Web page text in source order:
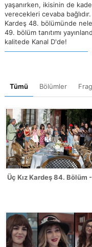
yaşanırken, ikisinin de
verecekleri cevaba
Kardeş 48. bölümünde
49. bölüm tanıtımı
kalitede Kanal D'de!
Tümü Bölümler
Üç Kız Kardeş 84. Bölüm -